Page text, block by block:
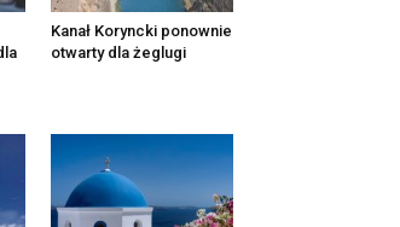
Kanał Koryncki ponownie
otwarty dla żeglugi